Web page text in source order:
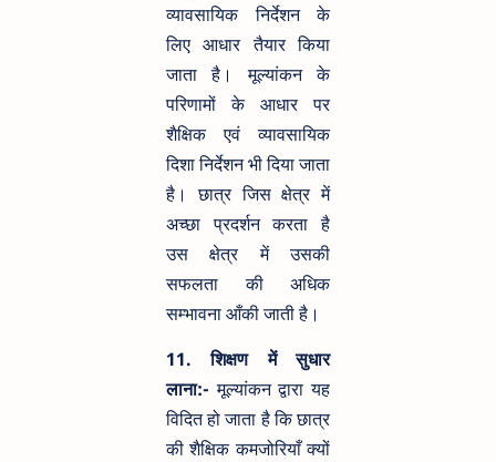
व्यावसायिक निर्देशन के
लिए आधार तैयार किया
जाता है। मूल्यांकन के
परिणामों के आधार पर
शैक्षिक एवं व्यावसायिक
दिशा निर्देशन भी दिया जाता
है। छात्र जिस क्षेत्र में
अच्छा प्रदर्शन करता है
उस क्षेत्र में उसकी
सफलता की अधिक
सम्भावना आँकी जाती है।
11. शिक्षण में सुधार
लाना:- मूल्यांकन द्वारा यह
विदित हो जाता है कि छात्र
की शैक्षिक कमजोरियाँ क्यों